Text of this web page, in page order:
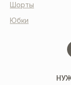
Шорты
Юбки